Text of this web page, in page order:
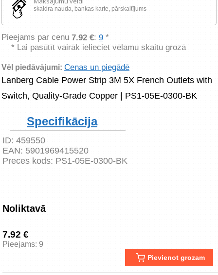
skaidra nauda, ​​bankas karte, pārskaitījums
Pieejams par cenu 7.92 €: 9 *
* Lai pasūtīt vairāk ielieciet vēlamu skaitu grozā
Vēl piedāvājumi: Cenas un piegādē
Lanberg Cable Power Strip 3M 5X French Outlets with
Switch, Quality-Grade Copper | PS1-05E-0300-BK
Specifikācija
ID: 459550
EAN: 5901969415520
Preces kods: PS1-05E-0300-BK
Noliktavā
7.92 €
Pieejams: 9
Pievienot grozam